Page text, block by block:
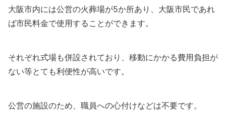
大阪市内には公営の火葬場が5か所あり、大阪市民であれ
ば市民料金で使用することができます。
それぞれ式場も併設されており、移動にかかる費用負担が
ない等とても利便性が高いです。
公営の施設のため、職員への心付けなどは不要です。